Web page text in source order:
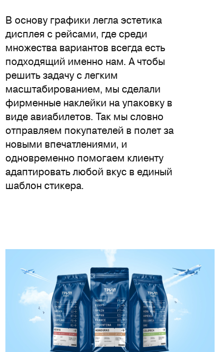
В основу графики легла эстетика
дисплея с рейсами, где среди
множества вариантов всегда есть
подходящий именно нам. А чтобы
решить задачу с легким
масштабированием, мы сделали
фирменные наклейки на упаковку в
виде авиабилетов. Так мы словно
отправляем покупателей в полет за
новыми впечатлениями, и
одновременно помогаем клиенту
адаптировать любой вкус в единый
шаблон стикера.